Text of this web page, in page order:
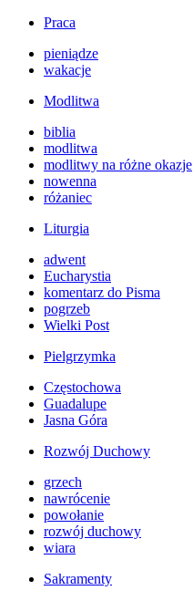
Praca
pieniądze
wakacje
Modlitwa
biblia
modlitwa
modlitwy na różne okazje
nowenna
różaniec
Liturgia
adwent
Eucharystia
komentarz do Pisma
pogrzeb
Wielki Post
Pielgrzymka
Częstochowa
Guadalupe
Jasna Góra
Rozwój Duchowy
grzech
nawrócenie
powołanie
rozwój duchowy
wiara
Sakramenty